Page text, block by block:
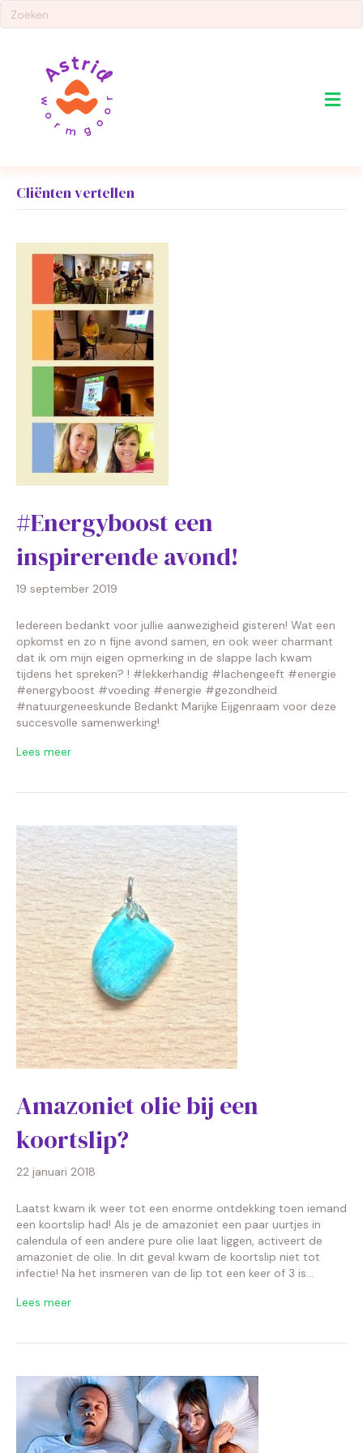
Cliënten vertellen
#Energyboost een
inspirerende avond!
19 september 2019
Iedereen bedankt voor jullie aanwezigheid gisteren! Wat een
opkomst en zo n fijne avond samen, en ook weer charmant
dat ik om mijn eigen opmerking in de slappe lach kwam
tijdens het spreken? ! #lekkerhandig #lachengeeft #energie
#energyboost #voeding #energie #gezondheid
#natuurgeneeskunde Bedankt Marijke Eijgenraam voor deze
succesvolle samenwerking!
Lees meer
Amazoniet olie bij een
koortslip?
22 januari 2018
Laatst kwam ik weer tot een enorme ontdekking toen iemand
een koortslip had! Als je de amazoniet een paar uurtjes in
calendula of een andere pure olie laat liggen, activeert de
amazoniet de olie. In dit geval kwam de koortslip niet tot
infectie! Na het insmeren van de lip tot een keer of 3 is…
Lees meer